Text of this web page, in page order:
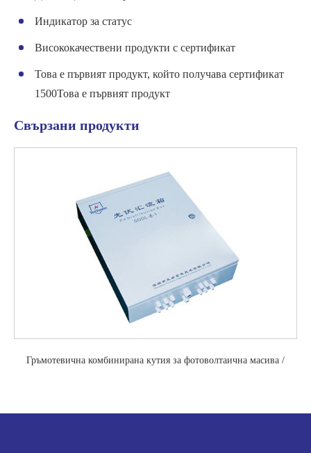
Индикатор за статус
Висококачествени продукти с сертификат
Това е първият продукт, който получава сертификат
1500Това е първият продукт
Свързани продукти
Гръмотевична комбинирана кутия за фотоволтаична масива /